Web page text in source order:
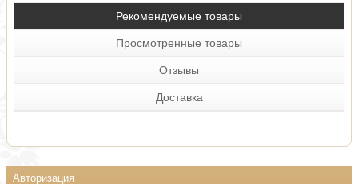
Рекомендуемые товары
Просмотренные товары
Отзывы
Доставка